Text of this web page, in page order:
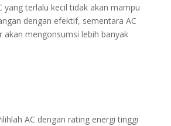
yang terlalu kecil tidak akan mampu
dengan efektif, sementara AC
akan mengonsumsi lebih banyak
AC dengan rating energi tinggi